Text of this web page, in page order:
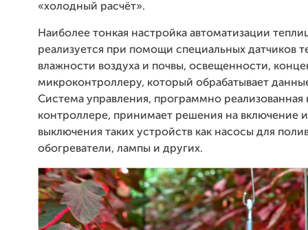
«холодный расчёт».
Наиболее тонкая настройка автоматизации
реализуется при помощи специальных датчиков
влажности воздуха и почвы, освещенности,
микроконтроллеру, который обрабатывает
Система управления, программно реализованная
контроллере, принимает решения на включение
выключения таких устройств как насосы для
обогреватели, лампы и других.